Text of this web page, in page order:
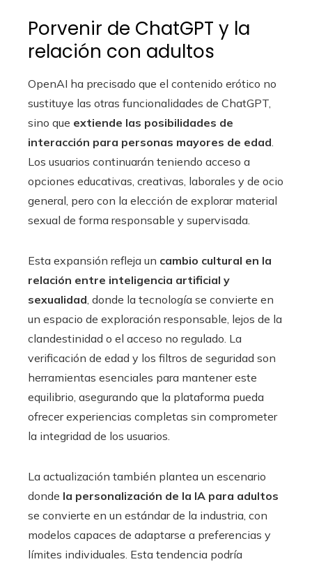
Porvenir de ChatGPT y la
relación con adultos
OpenAI ha precisado que el contenido erótico no
sustituye las otras funcionalidades de ChatGPT,
sino que extiende las posibilidades de
interacción para personas mayores de edad
Los usuarios continuarán teniendo acceso a
opciones educativas, creativas, laborales y de ocio
general, pero con la elección de explorar material
sexual de forma responsable y supervisada.
Esta expansión refleja un cambio cultural en la
relación entre inteligencia artificial y
sexualidad , donde la tecnología se convierte en
un espacio de exploración responsable, lejos de la
clandestinidad o el acceso no regulado. La
verificación de edad y los filtros de seguridad son
herramientas esenciales para mantener este
equilibrio, asegurando que la plataforma pueda
ofrecer experiencias completas sin comprometer
la integridad de los usuarios.
La actualización también plantea un escenario
donde la personalización de la IA para adultos
se convierte en un estándar de la industria, con
modelos capaces de adaptarse a preferencias y
límites individuales. Esta tendencia podría